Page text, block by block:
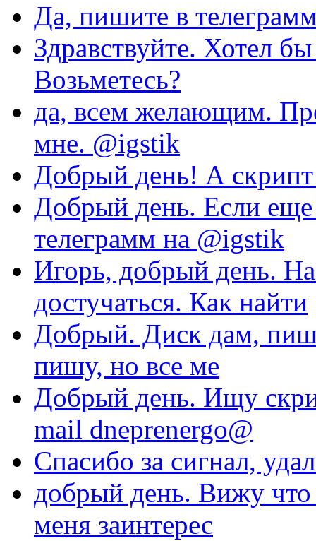
Да, пишите в
Здравствуйте. Хотел
Возьметесь?
да, всем желающим.
мне. @igstik
Добрый день! А скрипт
Добрый день. Если еще
телеграмм на @igstik
Игорь, добрый день. На
достучаться. Как найти
Добрый. Диск дам,
пишу, но все ме
Добрый день. Ищу
mail dneprenergo@
Спасибо за сигнал,
добрый день. Вижу
меня заинтерес